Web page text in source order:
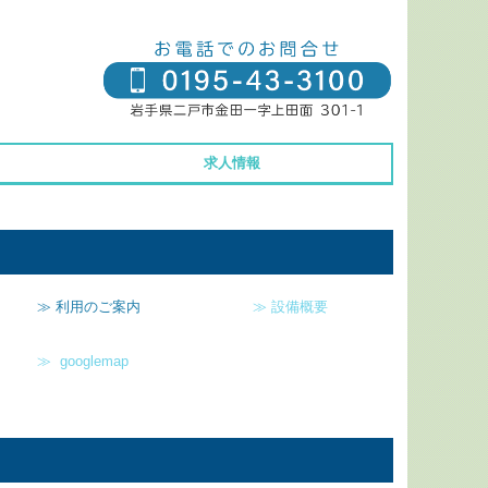
求人情報
≫ 利用のご案内 ≫ 設備概要
googlemap